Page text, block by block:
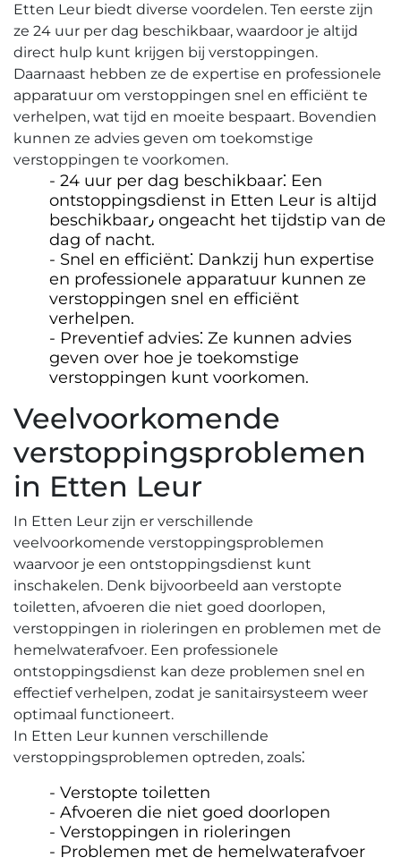
Etten Leur biedt diverse voordelen. Ten eerste zijn
ze 24 uur per dag beschikbaar, waardoor je altijd
direct hulp kunt krijgen bij verstoppingen.
Daarnaast hebben ze de expertise en professionele
apparatuur om verstoppingen snel en efficiënt te
verhelpen, wat tijd en moeite bespaart. Bovendien
kunnen ze advies geven om toekomstige
verstoppingen te voorkomen.​
24 uur per dag beschikbaar⁚ Een
ontstoppingsdienst in Etten Leur is altijd
beschikbaar٫ ongeacht het tijdstip van de
dag of nacht.
Snel en efficiënt⁚ Dankzij hun expertise
en professionele apparatuur kunnen ze
verstoppingen snel en efficiënt
verhelpen.​
Preventief advies⁚ Ze kunnen advies
geven over hoe je toekomstige
verstoppingen kunt voorkomen.
Veelvoorkomende
verstoppingsproblemen
in Etten Leur
In Etten Leur zijn er verschillende
veelvoorkomende verstoppingsproblemen
waarvoor je een ontstoppingsdienst kunt
inschakelen.​ Denk bijvoorbeeld aan verstopte
toiletten, afvoeren die niet goed doorlopen,
verstoppingen in rioleringen en problemen met de
hemelwaterafvoer.​ Een professionele
ontstoppingsdienst kan deze problemen snel en
effectief verhelpen, zodat je sanitairsysteem weer
optimaal functioneert.​
In Etten Leur kunnen verschillende
verstoppingsproblemen optreden, zoals⁚
Verstopte toiletten
Afvoeren die niet goed doorlopen
Verstoppingen in rioleringen
Problemen met de hemelwaterafvoer